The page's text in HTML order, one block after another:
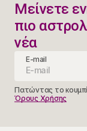
Μείνετε
πιο
νέα
E-mail
Πατώντας το κουμπί
Όρους Χρήσης